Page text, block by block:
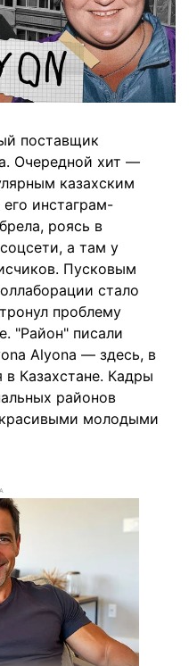
поставщик
Очередной хит —
казахским
инстаграм-
роясь в
а там у
Пусковым
стало
проблему
"Район" писали
Аlyona — здесь, в
Казахстане. Кадры
районов
молодыми